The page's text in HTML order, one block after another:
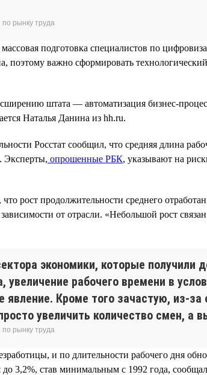
по рынку труда
подготовка специалистов по
поэтому важно сформировать
штата — автоматизация бизнес-
Наталья Данина из hh.ru.
Росстат сообщил, что средняя длина
Эксперты, опрошенные РБК, указывают на
рост продолжительности среднего
от отрасли. «Небольшой рост
экономики, которые получили
увеличение рабочего времени в
явление. Кроме того зачастую, из-
увеличить количество смен, а
по рынку труда
и по длительности рабочего дня
3,2%, став минимальным с 1992 года,